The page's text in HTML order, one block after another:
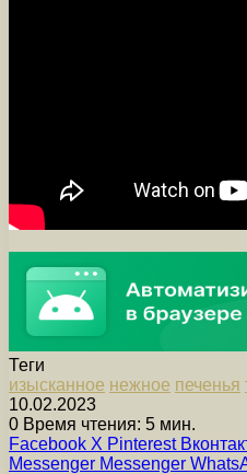
Теги
изысканное нежное печенья
10.02.2023
0 Время чтения: 5 мин.
Facebook X Pinterest
Messenger Messenger